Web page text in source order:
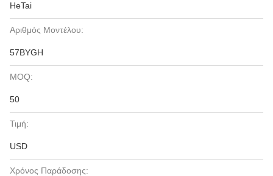
HeTai
Αριθμός Μοντέλου:
57BYGH
MOQ:
50
Τιμή:
USD
Χρόνος Παράδοσης: